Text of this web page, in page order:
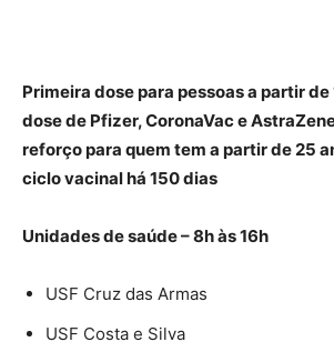
Primeira dose para pessoas a partir de
dose de Pfizer, CoronaVac e
reforço para quem tem a partir de 25
ciclo vacinal há 150 dias
Unidades de saúde – 8h às 16h
USF Cruz das Armas
USF Costa e Silva